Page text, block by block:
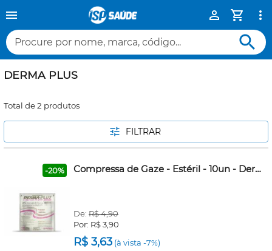
Procure por nome, marca, código...
DERMA PLUS
Total de 2 produtos
FILTRAR
-20% Compressa de Gaze - Estéril - 10un - Derma-Plus
De: R$ 4,90
Por: R$ 3,90
R$ 3,63 (à vista -7%)